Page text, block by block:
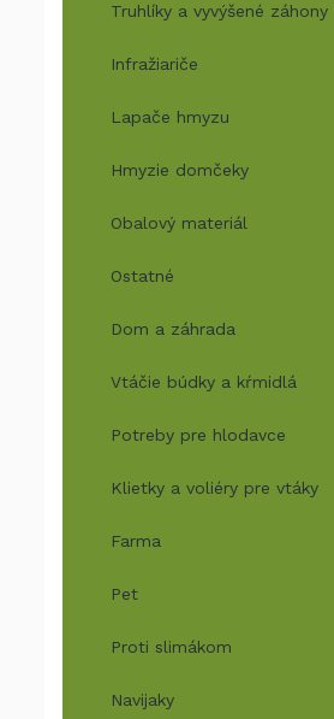
Truhlíky a vyvýšené záhony
Infražiariče
Lapače hmyzu
Hmyzie domčeky
Obalový materiál
Ostatné
Dom a záhrada
Vtáčie búdky a kŕmidlá
Potreby pre hlodavce
Klietky a voliéry pre vtáky
Farma
Pet
Proti slimákom
Navijaky